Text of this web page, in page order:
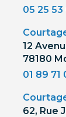
05 25 53
12
78180
01 89 71
62, Rue